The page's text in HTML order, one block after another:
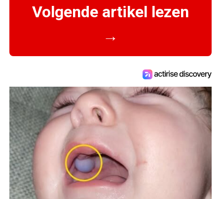
Volgende artikel lezen
→